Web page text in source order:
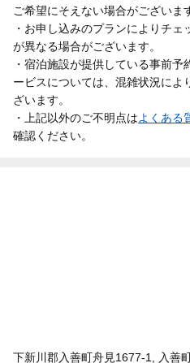
ご希望にそえない場合がございま
・お申し込みのプランによりチ
が異なる場合がございます。
・宿泊施設が提供している事前
ービスについては、混雑状況によ
ざいます。
・上記以外のご不明点はよくある
確認ください。
下新川郡入善町舟見1677-1, 入善